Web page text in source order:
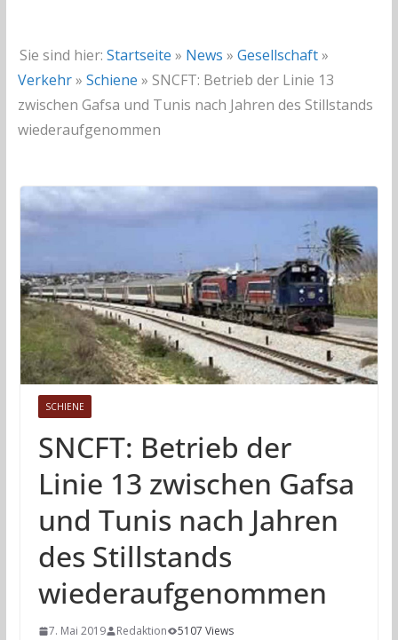
Sie sind hier: Startseite » News » Gesellschaft»
Verkehr» Schiene » SNCFT: Betrieb der Linie 13
zwischen Gafsa und Tunis nach Jahren des Stillstands
wiederaufgenommen
SCHIENE
SNCFT: Betrieb der
Linie 13 zwischen Gafsa
und Tunis nach Jahren
des Stillstands
wiederaufgenommen
7. Mai 2019 Redaktion
5107 Views